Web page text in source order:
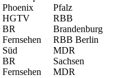
Phoenix
HGTV
BR
Fernsehen
Süd
BR
Fernsehen
Pfalz
RBB
Brandenburg
RBB Berlin
MDR
Sachsen
MDR